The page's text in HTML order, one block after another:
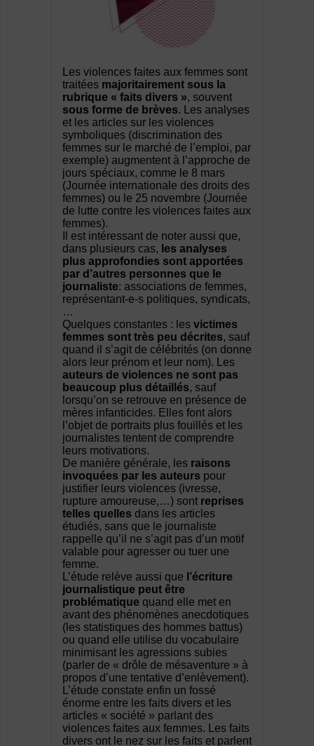
Les violences faites aux femmes sont
traitées majoritairement sous la
rubrique « faits divers », souvent
sous forme de brèves. Les analyses
et les articles sur les violences
symboliques (discrimination des
femmes sur le marché de l’emploi, par
exemple) augmentent à l’approche de
jours spéciaux, comme le 8 mars
(Journée internationale des droits des
femmes) ou le 25 novembre (Journée
de lutte contre les violences faites aux
femmes).
Il est intéressant de noter aussi que,
dans plusieurs cas, les analyses
plus approfondies sont apportées
par d’autres personnes que le
journaliste: associations de femmes,
représentant-e-s politiques, syndicats,
…
Quelques constantes : les victimes
femmes sont très peu décrites, sauf
quand il s’agit de célébrités (on donne
alors leur prénom et leur nom). Les
auteurs de violences ne sont pas
beaucoup plus détaillés, sauf
lorsqu’on se retrouve en présence de
mères infanticides. Elles font alors
l’objet de portraits plus fouillés et les
journalistes tentent de comprendre
leurs motivations.
De manière générale, les raisons
invoquées par les auteurs pour
justifier leurs violences (ivresse,
rupture amoureuse,…) sont reprises
telles quelles dans les articles
étudiés, sans que le journaliste
rappelle qu’il ne s’agit pas d’un motif
valable pour agresser ou tuer une
femme.
L’étude relève aussi que l’écriture
journalistique peut être
problématique quand elle met en
avant des phénomènes anecdotiques
(les statistiques des hommes battus)
ou quand elle utilise du vocabulaire
minimisant les agressions subies
(parler de « drôle de mésaventure » à
propos d’une tentative d’enlèvement).
L’étude constate enfin un fossé
énorme entre les faits divers et les
articles « société » parlant des
violences faites aux femmes. Les faits
divers ont le nez sur les faits et parlent